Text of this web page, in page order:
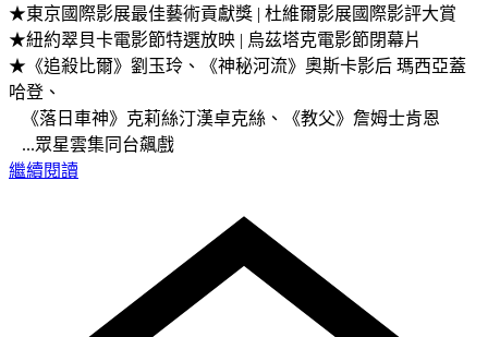
★東京國際影展最佳藝術貢獻獎 | 杜維爾影展國際影評大賞
★紐約翠貝卡電影節特選放映 | 烏茲塔克電影節閉幕片
★《追殺比爾》劉玉玲、《神秘河流》奧斯卡影后 瑪西亞蓋
哈登、
《落日車神》克莉絲汀漢卓克絲、《教父》詹姆士肯恩
...眾星雲集同台飆戲
繼續閱讀